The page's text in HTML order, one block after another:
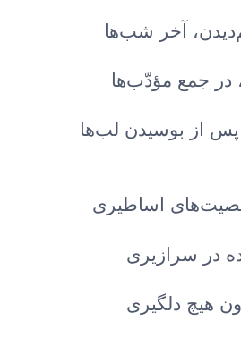
آخر شب‌ها
در جمع مؤدّب‌ها
از بوسیدن لب‌ها
اساطیری
در سرازیری
هیچ دلگیری